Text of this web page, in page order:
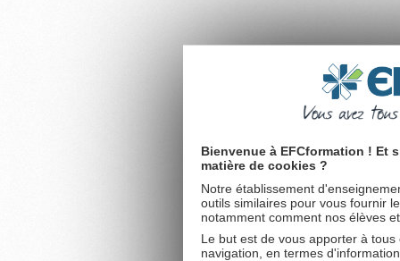
Bienvenue à EFCformation ! Et
matière de cookies ?
Notre établissement
outils similaires pour vous fournir
notamment comment nos élèves
Le but est de vous apporter à
navigation, en termes